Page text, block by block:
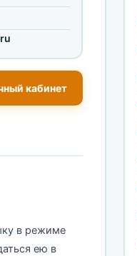
кабинет
в режиме
ею в